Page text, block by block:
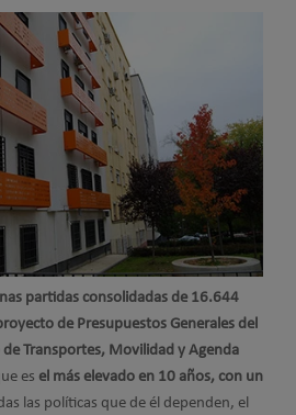
partidas consolidadas de 16.644
de Presupuestos Generales del
Transportes, Movilidad y Agenda
es el más elevado en 10 años, con un
las políticas que de él dependen, el